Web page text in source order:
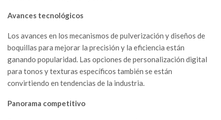
Avances tecnológicos
Los avances en los mecanismos de pulverización y diseños de
boquillas para mejorar la precisión y la eficiencia están
ganando popularidad. Las opciones de personalización digital
para tonos y texturas específicos también se están
convirtiendo en tendencias de la industria.
Panorama competitivo